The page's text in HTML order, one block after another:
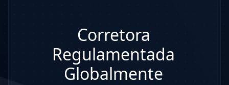
Corretora
Regulamentada
Globalmente